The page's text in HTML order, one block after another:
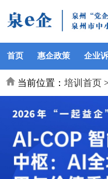
首页 惠企政策 企业
当前位置： 培训首页